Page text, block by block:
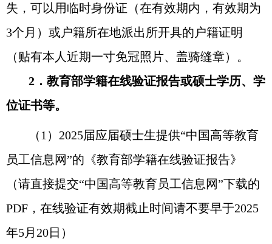
失，可以用临时身份证（在有效期内，有效期为
3个月）或户籍所在地派出所开具的户籍证明
（贴有本人近期一寸免冠照片、盖骑缝章）。
2 ．教育部学籍在线验证报告或硕士学历、学
位证书等。
（1 ） 2025届应届硕士生提供“中国高等教育
员工信息网”的《教育部学籍在线验证报告》
（请直接提交“中国高等教育员工信息网”下载的
PDF ，在线验证有效期截止时间请不要早于2025
年5月 20日）